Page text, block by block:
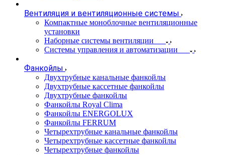
Вентиляция и вентиляционные системы
Компактные моноблочные вентиляционные
установки
Наборные системы вентиляции
Системы управления и автоматизации
Фанкойлы
Двухтрубные канальные фанкойлы
Двухтрубные кассетные фанкойлы
Двухтрубные фанкойлы
Фанкойлы Royal Clima
Фанкойлы ENERGOLUX
Фанкойлы FERRUM
Четырехтрубные канальные фанкойлы
Четырехтрубные кассетные фанкойлы
Четырехтрубные фанкойлы